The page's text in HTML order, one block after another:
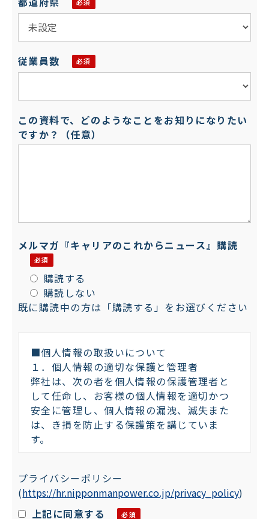
従業員数
この資料で、どのようなことをお知りになりたい
ですか？（任意）
メルマガ『キャリアのこれからニュース』購読
購読する
購読しない
既に購読中の方は「購読する」をお選びください
■個人情報の取扱いについて
１．個人情報の適切な保護と管理者
弊社は、次の者を個人情報の保護管理者と
して任命し、お客様の個人情報を適切かつ
安全に管理し、個人情報の漏洩、滅失また
は、き損を防止する保護策を講じていま
す。
理者：プライバシーマーク委員会 委員長
〒101-0042 東京都千代田区神田東松下町
４７－１
プライバシーポリシー
(https://hr.nipponmanpower.co.jp/privacy_policy)
上記に同意する